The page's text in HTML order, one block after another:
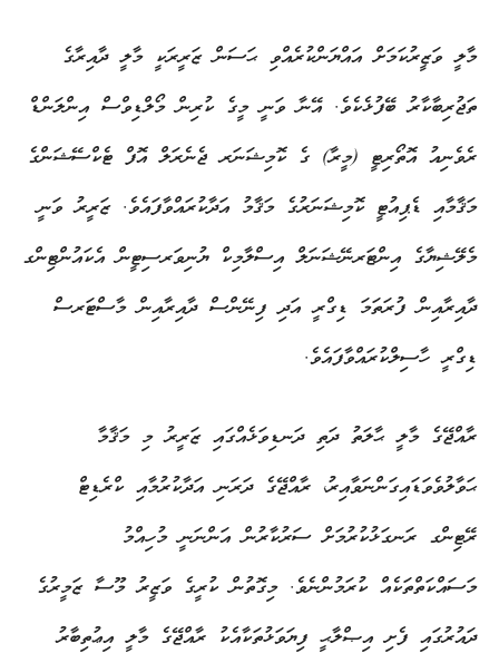
މާލީ ވަޒީރުކަމަށް އައްޔަންކުރެއްވި ޙަސަން ޒަރީރަކީ މާލީ ދާއިރާގެ
ތަޖުރިބާކާރު ބޭފުޅެކެވެ. އޭނާ ވަނީ މީގެ ކުރިން މޯލްޑިވްސް އިންލަންޑް
ރެވެނިއު އޮތޯރިޓީ (މީރާ) ގެ ކޮމިޝަނަރ ޖެނެރަލް އޮފް ޓެކްސޭޝަންގެ
މަޤާމާއި ޑެޕިއުޓީ ކޮމިޝަނަރުގެ މަޤާމު އަދާކުރައްވާފައެވެ. ޒަރީރު ވަނީ
މެލޭޝިޔާގެ އިންޓަރނޭޝަނަލް އިސްލާމިކް ޔުނިވަރސިޓީން އެކައުންޓިންގ
ދާއިރާއިން ފުރަތަމަ ޑިގްރީ އަދި ފިނޭންސް ދާއިރާއިން މާސްޓަރސް
ޑިގްރީ ހާސިލްކުރައްވާފައެވެ.
ރާއްޖޭގެ މާލީ ޙާލަތު ދަތި ދަނޑިވަޅެއްގައި ޒަރީރު މި މަޤާމާ
ޙަވާލުވެވަޑައިގަންނަވާއިރު، ރާއްޖޭގެ ދަރަނި އަދާކުރުމާއި ކްރެޑިޓް
ރޭޓިންގ ރަނގަޅުކުރުމަށް ސަރުކާރުން އަންނަނީ މުހިއްމު
މަސައްކަތްތަކެއް ކުރަމުންނެވެ. މިގޮތުން ކުރީގެ ވަޒީރު މޫސާ ޒަމީރުގެ
ދައުރުގައި ފެށި އިޞްލާޙީ ފިޔަވަޅުތަކާއެކު ރާއްޖޭގެ މާލީ އިޢުތިބާރު